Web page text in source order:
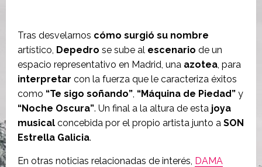
Tras desvelarnos cómo surgió su nombre
artístico, Depedro se sube al escenario de un
espacio representativo en Madrid, una azotea , para
interpretar con la fuerza que le caracteriza éxitos
como “Te sigo soñando” “Máquina de Piedad” y
“Noche Oscura”. Un final a la altura de esta joya
musical concebida por el propio artista junto a SON
Estrella Galicia.
En otras noticias relacionadas de interés, DAMA